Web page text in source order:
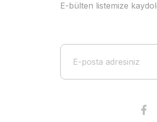
E-bülten listemize